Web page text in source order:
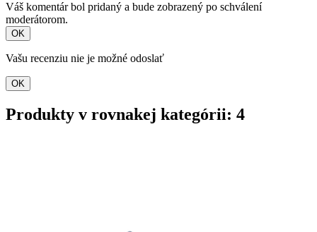
Váš komentár bol pridaný a bude zobrazený po schválení
moderátorom.
OK
Vašu recenziu nie je možné odoslať
OK
Produkty v rovnakej kategórii: 4